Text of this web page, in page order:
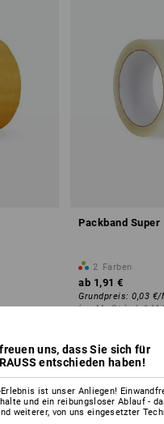
Packband Super
2 Farben
ab 1,91 €
Grundpreis: 0,03 €/
(m. MwSt.) ab 144
uns, dass Sie sich für
entschieden haben!
ist unser Anliegen!
und ein reibungsloser Ablauf -
weiterer, von uns eingesetzter